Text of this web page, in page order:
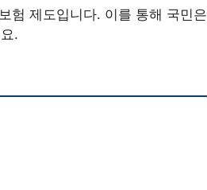
험 제도입니다. 이를 통해 국민은
.